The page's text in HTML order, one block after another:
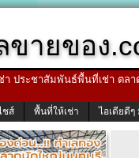
ขายของ
า ประชาสัมพันธ์พื้นที่เช่า ตล
ชส์ พื้นที่ให้เช่า ไอเดียดี